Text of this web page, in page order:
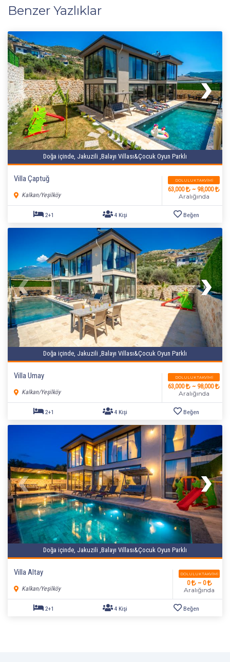
Benzer Yazlıklar
Doğa içinde, Jakuzili ,Balayı Villası&Çocuk Oyun Parklı
Villa Çaptuğ
Kalkan/Yeşilköy
DOLULUK TAKVIMI
63,000 ~ 98,000
Aralığında
2+1 4 Kişi Beğen
Doğa içinde, Jakuzili ,Balayı Villası&Çocuk Oyun Parklı
Villa Umay
Kalkan/Yeşilköy
DOLULUK TAKVIMI
63,000 ~ 98,000
Aralığında
Doğa içinde, Jakuzili ,Balayı Villası&Çocuk Oyun Parklı
Villa Altay
Kalkan/Yeşilköy
DOLULUK TAKVIMI
0 ~ 0
Aralığında